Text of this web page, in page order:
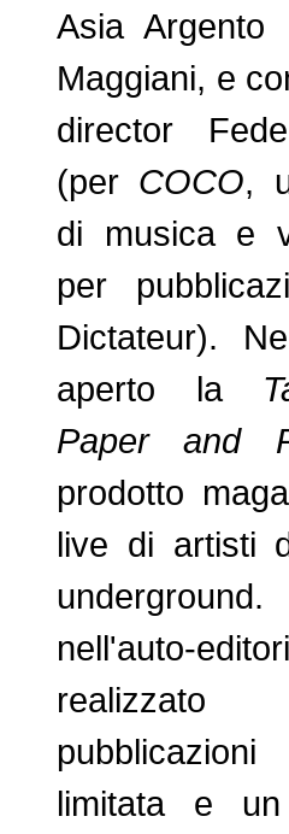
Asia Argento
Maggiani, e
director
(per COCO,
di musica e
per
Dictateur).
aperto la
Paper and
prodotto
live di artisti
nell'auto-
limitata e un